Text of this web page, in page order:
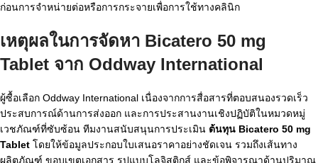
ก่อนการจำหน่ายต่อหรือการกระจายเพื่อการใช้ทางคลินิก
เหตุผลในการจัดหา Bicatero 50 mg
Tablet จาก Oddway International
ผู้ซื้อเลือก Oddway International เนื่องจากการสื่อสารที่ตอบสนองรวดเร็ว
ประสบการณ์ด้านการส่งออก และการประสานงานเชิงปฏิบัติในหมวดหมู่
เวชภัณฑ์ที่ซับซ้อน ทีมงานสนับสนุนการประเมิน ต้นทุน Bicatero 50 mg
Tablet โดยให้ข้อมูลประกอบใบเสนอราคาอย่างชัดเจน รวมถึงเส้นทาง
ผลิตภัณฑ์ ขอบเขตเอกสาร รูปแบบโลจิสติกส์ และข้อพิจารณาด้านปริมาณ